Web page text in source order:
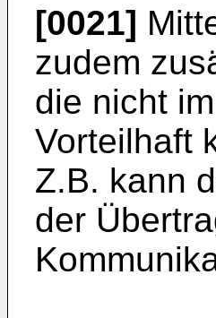
[0021]
zudem
die nicht
Vorteilhaft
Z.B. kann
der